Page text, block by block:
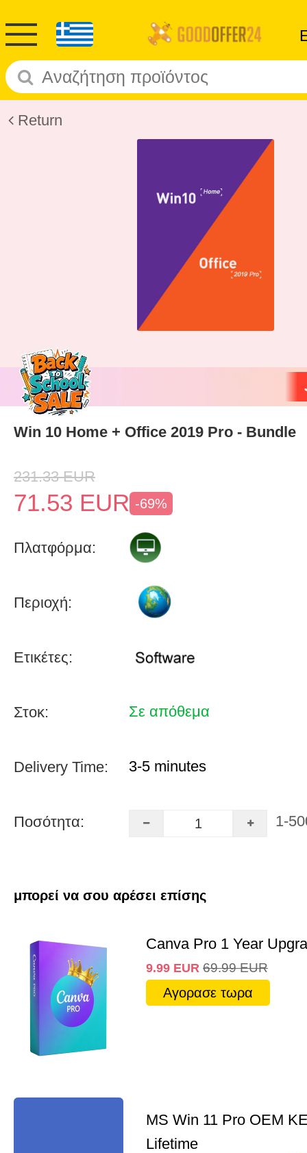
Return
Win 10 Home + Office 2019 Pro - Bundle
231.33 EUR
71.53 EUR -69%
Πλατφόρμα:
Περιοχή:
Ετικέτες:
Στοκ: Σε απόθεμα
Delivery Time: 3-5 minutes
Ποσότητα: 1-
μπορεί να σου αρέσει επίσης
Canva Pro 1 Year
9.99 EUR 69.99 EUR
Αγορασε τωρα
MS Win 11 Pro OEM
Lifetime